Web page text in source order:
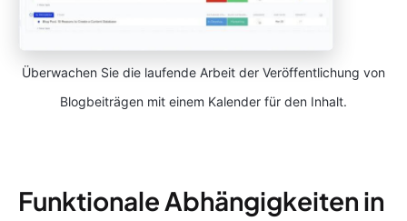
Überwachen Sie die laufende Arbeit der Veröffentlichung von
Blogbeiträgen mit einem Kalender für den Inhalt.
Funktionale Abhängigkeiten in